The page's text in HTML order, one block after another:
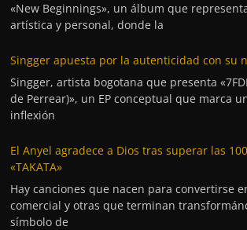
«New Beginnings», un álbum que
artística y personal, donde la
Singger apuesta por la autenticidad con su
Singger, artista bogotana que presenta
de Perrear)», un EP conceptual que marca
inflexión
El Anyel agradece a Dios tras superar las
«TAKATA»
Hay canciones que nacen para convertirse
comercial y otras que terminan
símbolo de